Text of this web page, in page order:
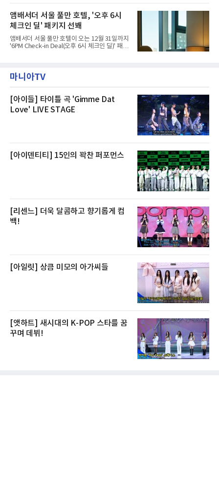
민들의 호응 속에 CFS는 즉시 행동에 나섰다. 지
난 28일 오후 전문 청소업체와
에 대해서는 외부 화재 연기 유입이라고 설명했
고, 2023년 같은 물류센터에서 발생한 화재에
대해서도 쿠팡 입주 전 공사 과정에서 벌어진 일
이라며 선을 그었다.쿠팡은 21일 인천 물류센터
내부에서 불이 타는 냄새가 났다는 의혹과 관련
해 “사실무근”이라는 입장을 밝혔다.회사 측은
“인근에서 지난 15일 다른 회사에서 발생한 대
것으로 확인됐다”고 설명했다.이어 “정확한 화
재 원인은 추후 조사될
앰배서더 서울 풀만 호텔, '오후 6시
체크인 딜' 패키지 선봬
앰배서더 서울 풀만 호텔이 오는 12월 31일까지
'6PM Check-in Deal(오후 6시 체크인 딜)' 패키
텔 측은 “퇴근 후 또는 주말 도심 속에서 짧지만
온전한 휴식을 원하는 고객들에게 특별한 경험
제큐티브 두 가지 타입으로 구성된다. 디럭스 패
키지는 객실 1박(룸 온리)으로 심플한 호캉스를
즐길 수 있으며, 이그제큐티브 패키지는 객실 1
마니아TV
[아이들] 타이틀 곡 'Gimme Dat
Love' LIVE STAGE
[아이덴티티] 15인의 꽉찬 퍼포먼스
[리센느] 더욱 달콤하고 향기롭게 컴
백!
[아일릿] 상큼 미모의 아가씨들
[앳하트] 새시대의 K-POP 스타를 꿈
꾸며 데뷔!